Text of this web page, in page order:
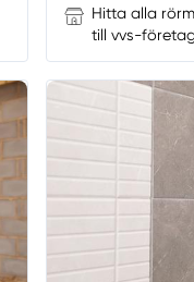
Hitta alla
till vvs-